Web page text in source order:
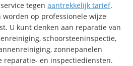
tegenaantrekkelijk tarief.
worden op professionele wijze
U kunt denken aan reparatie van
schoorsteeninspectie,
zonnepanelen
reparatie- en inspectiediensten.